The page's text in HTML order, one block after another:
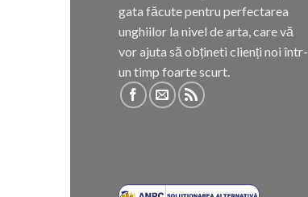
gata făcute pentru perfectarea
unghiilor la nivel de arta, care vă
vor ajuta să obțineti clienți noi într-
un timp foarte scurt.